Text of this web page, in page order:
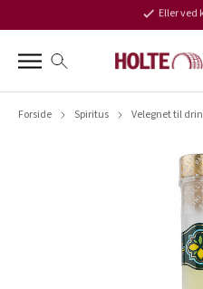
Eller ved
Forside Spiritus Velegnet til